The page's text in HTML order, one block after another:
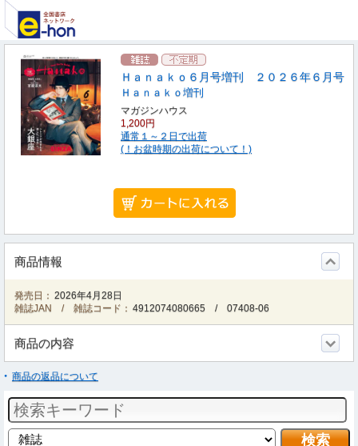
Ｈａｎａｋｏ６月号増刊 ２０２６年６月号
Ｈａｎａｋｏ増刊
マガジンハウス
1,200円
通常１～２日で出荷
(！お盆時期の出荷について！)
商品情報
発売日： 2026年4月28日
雑誌JAN / 雑誌コード： 4912074080665 /07408-06
商品の内容
商品の返品について